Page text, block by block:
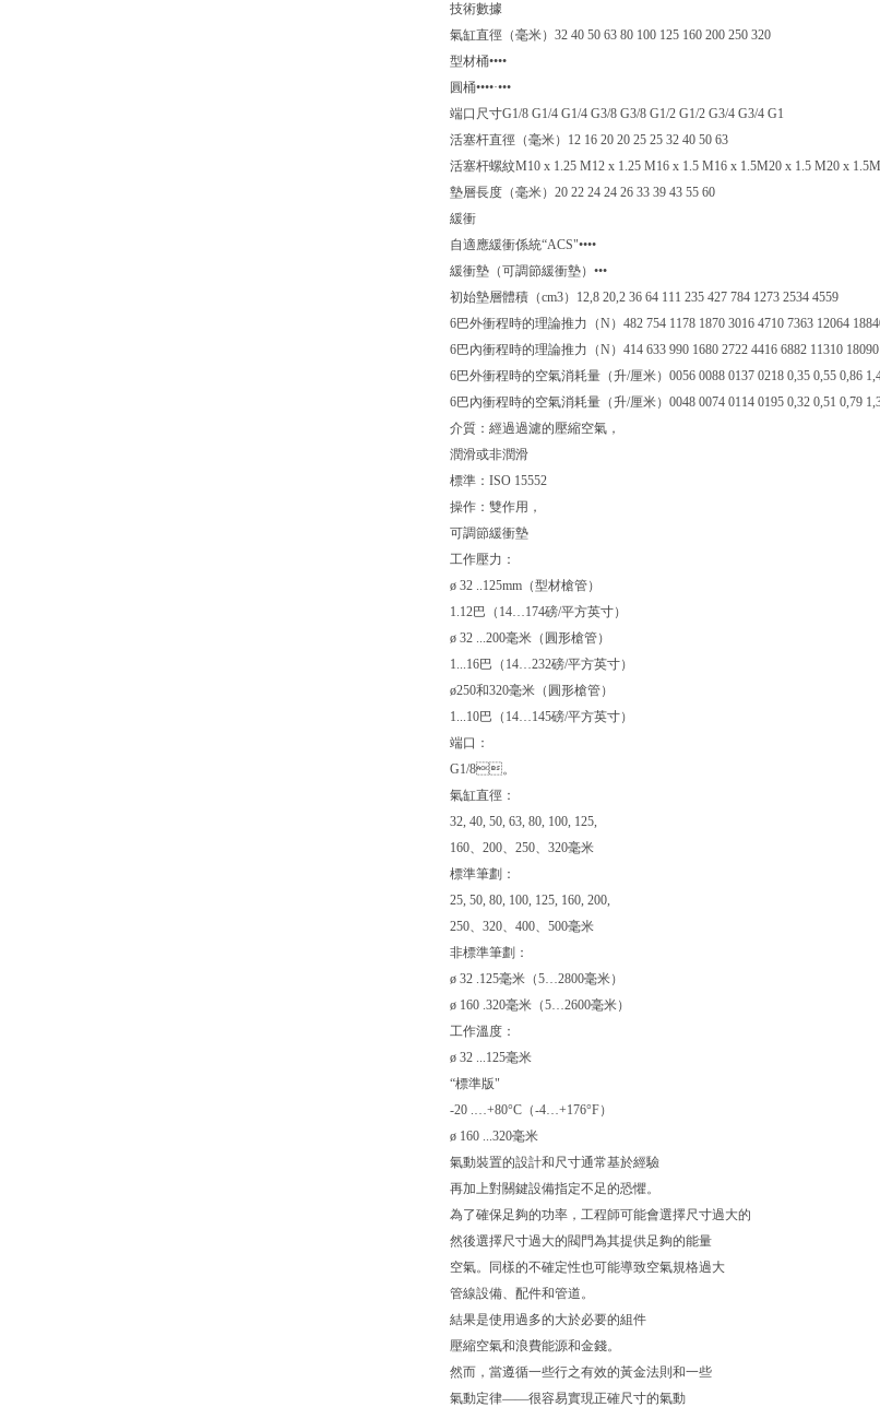
技術數據
氣缸直徑（毫米）32 40 50 63 80 100 125 160 200 250 320
型材桶••••
圓桶••••·•••
端口尺寸G1/8 G1/4 G1/4 G3/8 G3/8 G1/2 G1/2 G3/4 G3/4 G1
活塞杆直徑（毫米）12 16 20 20 25 25 32 40 50 63
活塞杆螺紋M10 x 1.25 M12 x 1.25 M16 x 1.5 M16 x 1.5M20 x 1.5 M20 x
墊層長度（毫米）20 22 24 24 26 33 39 43 55 60
緩衝
自適應緩衝係統“ACS"••••
緩衝墊（可調節緩衝墊）•••
初始墊層體積（cm3）12,8 20,2 36 64 111 235 427 784 1273 2534 4559
6巴外衝程時的理論推力（N）482 754 1178 1870 3016 4710 7363 12064
6巴內衝程時的理論推力（N）414 633 990 1680 2722 4416 6882 11310
6巴外衝程時的空氣消耗量（升/厘米）0056 0088 0137 0218 0,35 0,55 0,86
6巴內衝程時的空氣消耗量（升/厘米）0048 0074 0114 0195 0,32 0,51 0,79
介質：經過過濾的壓縮空氣，
潤滑或非潤滑
標準：ISO 15552
操作：雙作用，
可調節緩衝墊
工作壓力：
ø 32 ..125mm（型材槍管）
1.12巴（14…174磅/平方英寸）
ø 32 ...200毫米（圓形槍管）
1...16巴（14…232磅/平方英寸）
ø250和320毫米（圓形槍管）
1...10巴（14…145磅/平方英寸）
端口：
G1/8。
氣缸直徑：
32, 40, 50, 63, 80, 100, 125,
160、200、250、320毫米
標準筆劃：
25, 50, 80, 100, 125, 160, 200,
250、320、400、500毫米
非標準筆劃：
ø 32 .125毫米（5…2800毫米）
ø 160 .320毫米（5…2600毫米）
工作溫度：
ø 32 ...125毫米
“標準版"
-20 .…+80°C（-4…+176°F）
ø 160 ...320毫米
氣動裝置的設計和尺寸通常基於經驗
再加上對關鍵設備指定不足的恐懼。
為了確保足夠的功率，工程師可能會選擇尺寸過大的
然後選擇尺寸過大的閥門為其提供足夠的能量
空氣。同樣的不確定性也可能導致空氣規格過大
管線設備、配件和管道。
結果是使用過多的大於必要的組件
壓縮空氣和浪費能源和金錢。
然而，當遵循一些行之有效的黃金法則和一些
氣動定律——很容易實現正確尺寸的氣動